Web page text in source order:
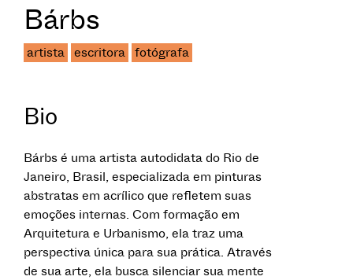
Bárbs
artista escritora fotógrafa
Bio
Bárbs é uma artista autodidata do Rio de
Janeiro, Brasil, especializada em pinturas
abstratas em acrílico que refletem suas
emoções internas. Com formação em
Arquitetura e Urbanismo, ela traz uma
perspectiva única para sua prática. Através
de sua arte, ela busca silenciar sua mente